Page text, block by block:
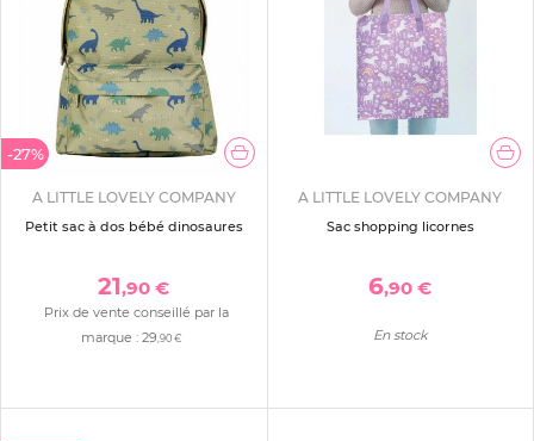
-27%
A LITTLE LOVELY COMPANY
Petit sac à dos bébé dinosaures
21,90 €
Prix de vente conseillé par la
marque : 29,90 €
A LITTLE LOVELY COMPANY
Sac shopping licornes
6,90 €
En stock